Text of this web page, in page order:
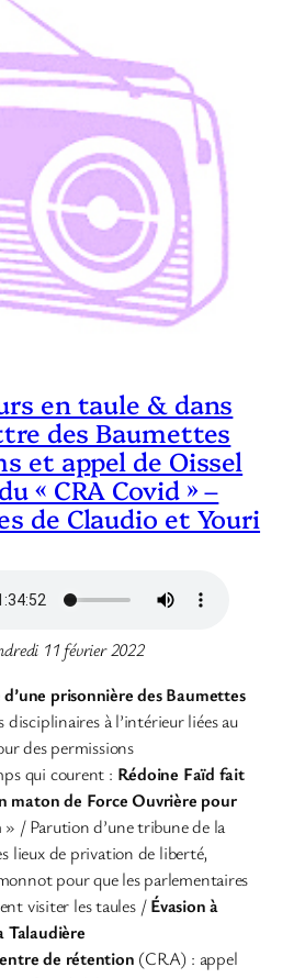
en taule & dans
des Baumettes
et appel de Oissel
« CRA Covid » –
de Claudio et Youri
11 février 2022
prisonnière des Baumettes
disciplinaires à l’intérieur liées au
des permissions
qui courent : Rédoine Faïd fait
maton de Force Ouvrière pour
» / Parution d’une tribune de la
lieux de privation de liberté,
pour que les parlementaires
visiter les taules /Évasion à
Talaudière
de rétention (CRA) : appel